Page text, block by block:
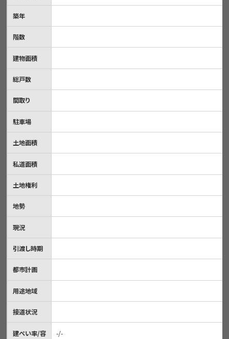
築年
階数
建物面積
総戸数
間取り
駐車場
土地面積
私道面積
土地権利
地勢
現況
引渡し時期
都市計画
用途地域
接道状況
建ぺい率/容
-/-